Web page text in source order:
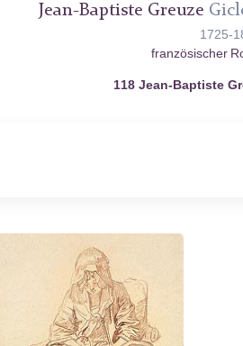
Jean-Baptiste Greuze
1725-
französischer
118 Jean-Baptiste